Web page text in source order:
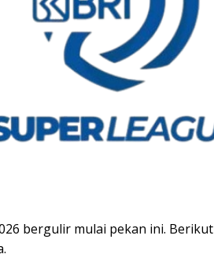
bergulir mulai pekan ini. Berikut